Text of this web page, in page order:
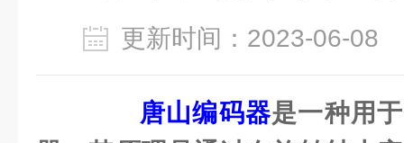
更新时间：2023-06-
唐山编码器是一种用